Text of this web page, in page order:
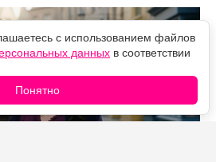
с использованием файлов
данных в соответствии
Понятно